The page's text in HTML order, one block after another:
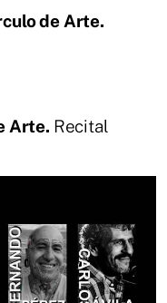
de Arte.
Arte. Recital